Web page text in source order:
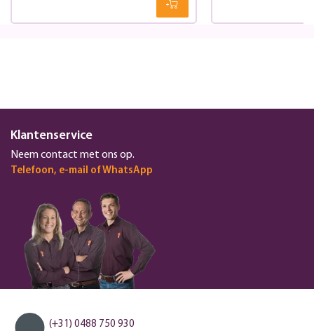
Klantenservice
Neem contact met ons op.
Telefoon, e-mail of WhatsApp
(+31) 0488 750 930